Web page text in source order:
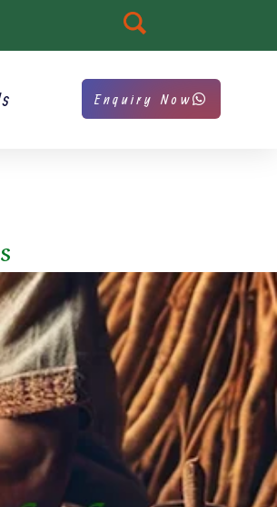
Enquiry Now